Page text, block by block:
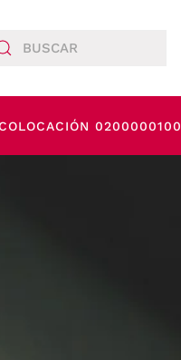
0200000100